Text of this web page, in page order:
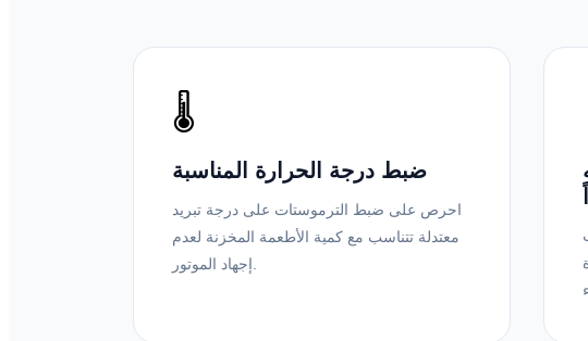
🌡️
ضبط درجة الحرارة المناسبة
احرص على ضبط الترموستات على درجة تبريد
معتدلة تتناسب مع كمية الأطعمة المخزنة لعدم